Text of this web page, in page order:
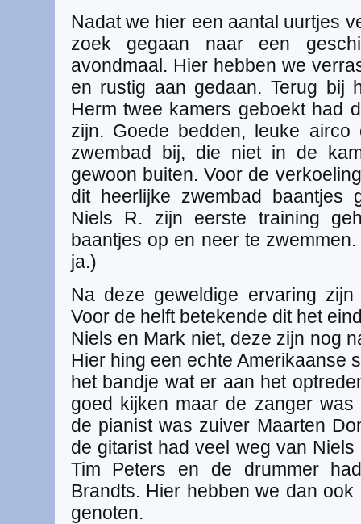
Nadat we hier een aantal uurtjes
zoek gegaan naar een
avondmaal. Hier hebben we
en rustig aan gedaan. Terug bij
Herm twee kamers geboekt had
zijn. Goede bedden, leuke
zwembad bij, die niet in de
gewoon buiten. Voor de
dit heerlijke zwembad baantjes
Niels R. zijn eerste training
baantjes op en neer te
ja.)
Na deze geweldige ervaring
Voor de helft betekende dit het
Niels en Mark niet, deze zijn nog
Hier hing een echte Amerikaanse
het bandje wat er aan het
goed kijken maar de zanger
de pianist was zuiver Maarten
de gitarist had veel weg van
Tim Peters en de drummer
Brandts. Hier hebben we dan
genoten.